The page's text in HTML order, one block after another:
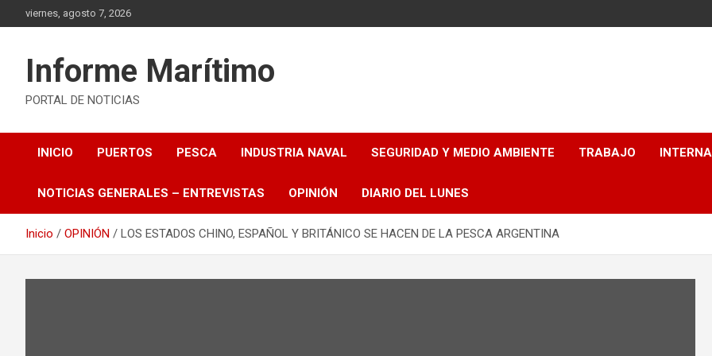
al
viernes, agosto 7, 2026
Informe Marítimo
PORTAL DE NOTICIAS
INICIO PUERTOS PESCA INDUSTRIA NAVAL SEGURIDAD Y MEDIO AMBIENTE TRABAJO
NOTICIAS GENERALES – ENTREVISTAS OPINIÓN DIARIO DEL LUNES
Inicio OPINIÓN LOS ESTADOS CHINO, ESPAÑOL Y BRITÁNICO SE HACEN DE LA PESCA ARGENTINA